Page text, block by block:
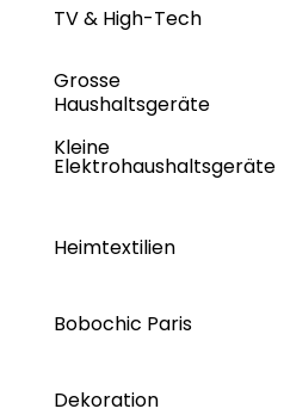
TV & High-Tech
Grosse
Haushaltsgeräte
Kleine
Elektrohaushaltsgeräte
Heimtextilien
Bobochic Paris
Dekoration